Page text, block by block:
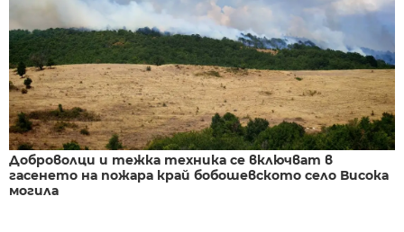
Доброволци и тежка техника се включват в
гасенето на пожара край бобошевското село Висока
могила